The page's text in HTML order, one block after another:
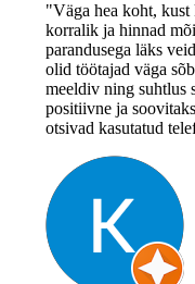
"Väga hea koht, kust
korralik ja hinnad
parandusega läks
olid töötajad väga
meeldiv ning suhtlus
positiivne ja
otsivad kasutatud